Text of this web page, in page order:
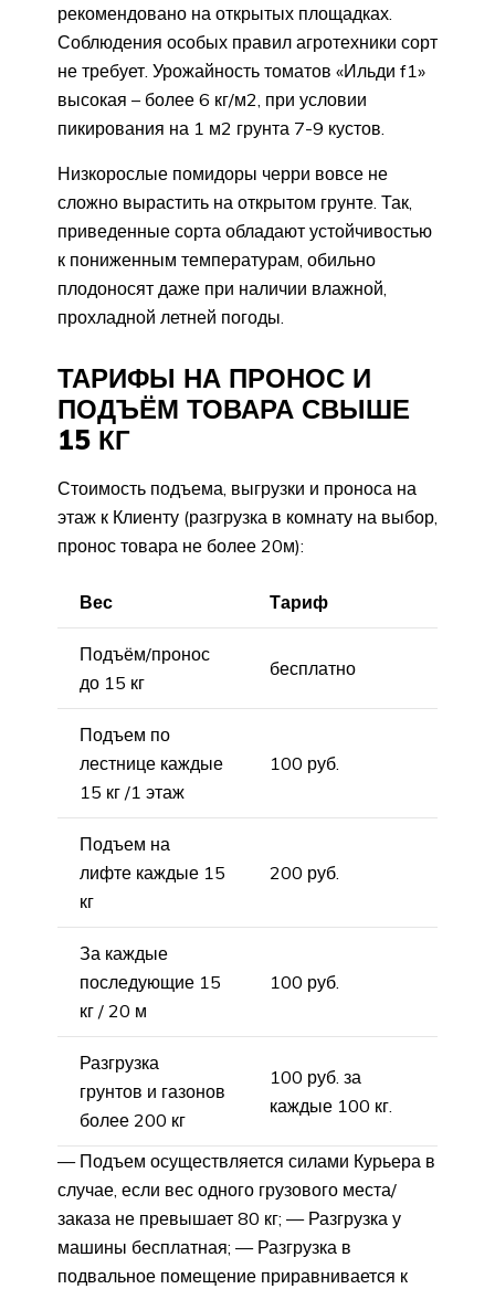
рекомендовано на открытых площадках.
Соблюдения особых правил агротехники сорт
не требует. Урожайность томатов «Ильди f1»
высокая – более 6 кг/м2, при условии
пикирования на 1 м2 грунта 7-9 кустов.
Низкорослые помидоры черри вовсе не
сложно вырастить на открытом грунте. Так,
приведенные сорта обладают устойчивостью
к пониженным температурам, обильно
плодоносят даже при наличии влажной,
прохладной летней погоды.
ТАРИФЫ НА ПРОНОС И
ПОДЪЁМ ТОВАРА СВЫШЕ
15 КГ
Стоимость подъема, выгрузки и проноса на
этаж к Клиенту (разгрузка в комнату на выбор,
пронос товара не более 20м):
Вес Тариф
Подъём/пронос
до 15 кг
бесплатно
Подъем по
лестнице каждые
15 кг /1 этаж
100 руб.
Подъем на
лифте каждые 15
кг
200 руб.
За каждые
последующие 15
кг / 20 м
100 руб.
Разгрузка
грунтов и газонов
более 200 кг
100 руб. за
каждые 100 кг.
— Подъем осуществляется силами Курьера в
случае, если вес одного грузового места/
заказа не превышает 80 кг; — Разгрузка у
машины бесплатная; — Разгрузка в
подвальное помещение приравнивается к